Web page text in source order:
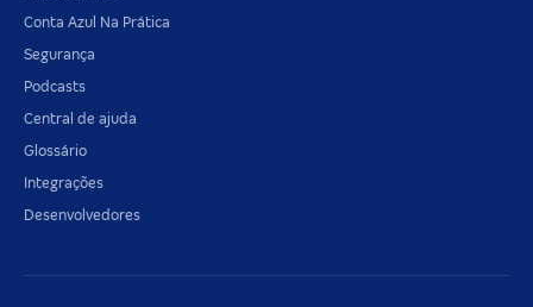
Conta Azul Na Prática
Segurança
Podcasts
Central de ajuda
Glossário
Integrações
Desenvolvedores